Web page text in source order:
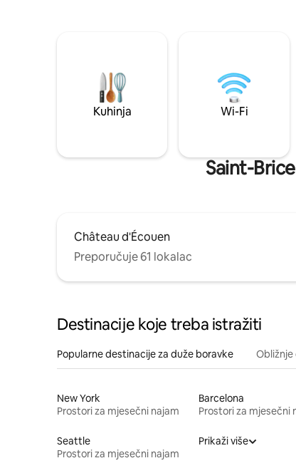
Kuhinja Wi-Fi
Saint-
Château d'Écouen
Preporučuje 61 lokalac
Destinacije koje treba istražiti
Popularne destinacije za duže boravke
New York
Prostori za mjesečni najam
Barcelona
Prostori za mjesečni
Seattle
Prostori za mjesečni najam
Prikaži više